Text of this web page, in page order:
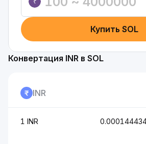
Купить SOL
Конвертация INR в SOL
INR
1 INR